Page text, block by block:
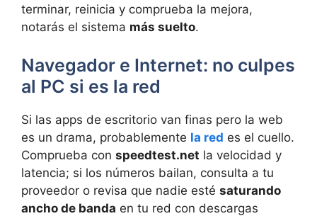
terminar, reinicia y comprueba la mejora,
notarás el sistema más suelto.
Navegador e Internet: no culpes
al PC si es la red
Si las apps de escritorio van finas pero la web
es un drama, probablemente la red es el cuello.
Comprueba con speedtest.net la velocidad y
latencia; si los números bailan, consulta a tu
proveedor o revisa que nadie esté saturando
ancho de banda en tu red con descargas